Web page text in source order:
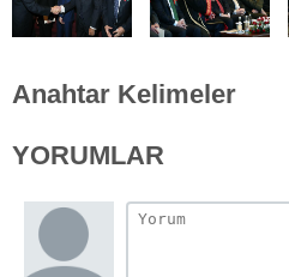
Anahtar Kelimeler
YORUMLAR